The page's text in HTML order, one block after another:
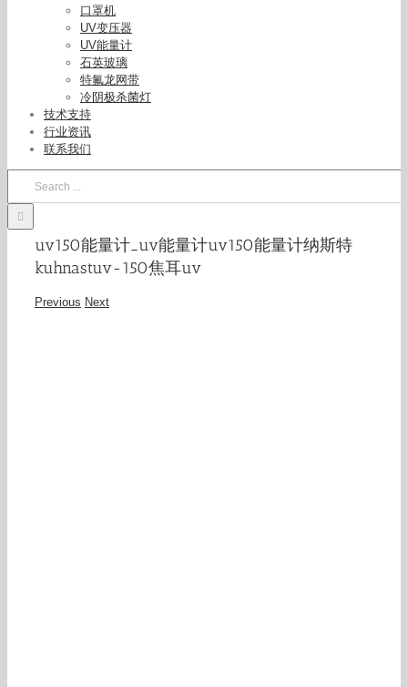
口罩机
UV变压器
UV能量计
石英玻璃
特氟龙网带
冷阴极杀菌灯
技术支持
行业资讯
联系我们
uv150能量计_uv能量计uv150能量计纳斯特
kuhnastuv-150焦耳uv
Previous Next